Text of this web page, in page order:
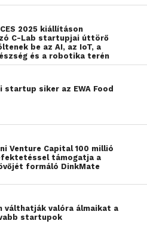
és szakmai
át, hogy melyik
lehetnek a leginkább
csapata
széles
jött, több
felvértezve.
szeretné,
2025 kiállításon
C-Lab startupjai úttörő
be az AI, az IoT, a
és a robotika terén
startup siker az EWA Food
Venture Capital 100 millió
támogatja a
formáló DinkMate
válthatják valóra álmaikat a
startupok